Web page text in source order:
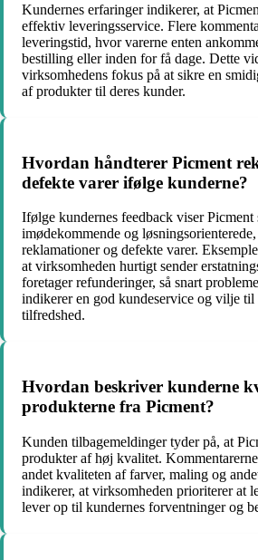
Kundernes erfaringer indikerer, at
effektiv leveringsservice. Flere
leveringstid, hvor varerne enten
bestilling eller inden for få dage. Dette
virksomhedens fokus på at sikre en
af produkter til deres kunder.
Hvordan håndterer Picment
defekte varer ifølge kunderne?
Ifølge kundernes feedback viser
imødekommende og
reklamationer og defekte varer.
at virksomheden hurtigt sender
foretager refunderinger, så snart
indikerer en god kundeservice og vilje til
tilfredshed.
Hvordan beskriver kunderne
produkterne fra Picment?
Kunden tilbagemeldinger tyder på, at
produkter af høj kvalitet.
andet kvaliteten af farver, maling og
indikerer, at virksomheden prioriterer at
lever op til kundernes forventninger og